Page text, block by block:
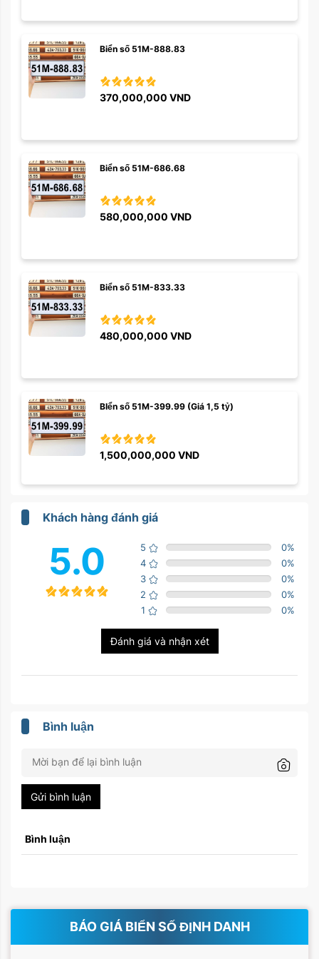
Biển số 51M-888.83
370,000,000 VND
Biển số 51M-686.68
580,000,000 VND
Biển số 51M-833.33
480,000,000 VND
BIển số 51M-399.99 (Giá 1,5 tỷ)
1,500,000,000 VND
Khách hàng đánh giá
5.0 5 0%
4
0%
3
0%
2
0%
1
0%
Đánh giá và nhận xét
Bình luận
Gửi bình luận
Bình luận
BÁO GIÁ BIỂN SỐ ĐỊNH DANH